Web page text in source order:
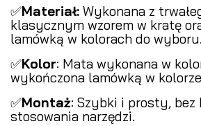
✅Materiał: Wykonana z
klasycznym wzorem w kratę
lamówką w kolorach do wyboru.
✅Kolor: Mata wykonana w
wykończona lamówką w
✅Montaż: Szybki i prosty, bez
stosowania narzędzi.